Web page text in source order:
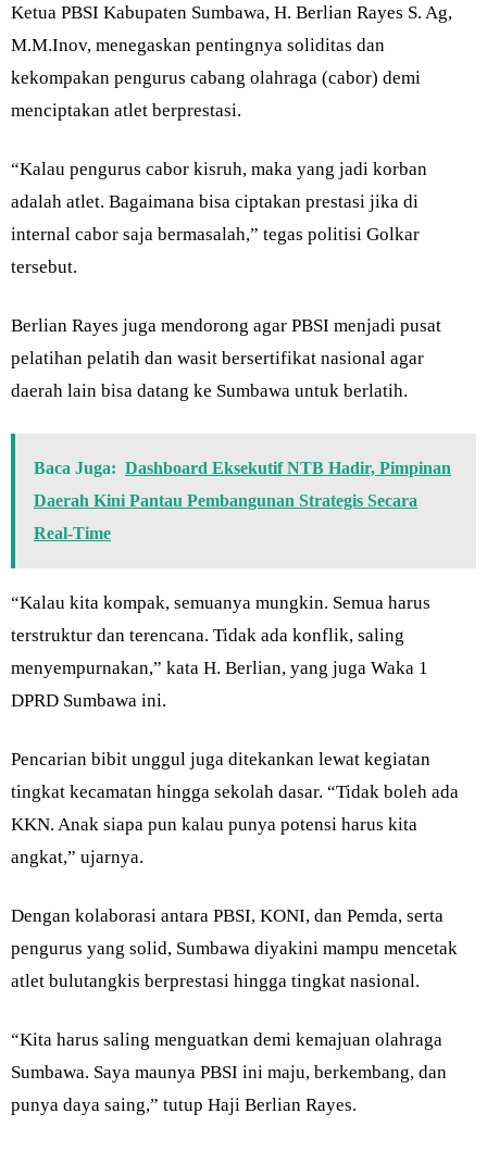
Ketua PBSI Kabupaten Sumbawa, H. Berlian Rayes S. Ag,
M.M.Inov, menegaskan pentingnya soliditas dan
kekompakan pengurus cabang olahraga (cabor) demi
menciptakan atlet berprestasi.
“Kalau pengurus cabor kisruh, maka yang jadi korban
adalah atlet. Bagaimana bisa ciptakan prestasi jika di
internal cabor saja bermasalah,” tegas politisi Golkar
tersebut.
Berlian Rayes juga mendorong agar PBSI menjadi pusat
pelatihan pelatih dan wasit bersertifikat nasional agar
daerah lain bisa datang ke Sumbawa untuk berlatih.
Baca Juga: Dashboard Eksekutif NTB Hadir, Pimpinan
Daerah Kini Pantau Pembangunan Strategis Secara
Real-Time
“Kalau kita kompak, semuanya mungkin. Semua harus
terstruktur dan terencana. Tidak ada konflik, saling
menyempurnakan,” kata H. Berlian, yang juga Waka 1
DPRD Sumbawa ini.
Pencarian bibit unggul juga ditekankan lewat kegiatan
tingkat kecamatan hingga sekolah dasar. “Tidak boleh ada
KKN. Anak siapa pun kalau punya potensi harus kita
angkat,” ujarnya.
Dengan kolaborasi antara PBSI, KONI, dan Pemda, serta
pengurus yang solid, Sumbawa diyakini mampu mencetak
atlet bulutangkis berprestasi hingga tingkat nasional.
“Kita harus saling menguatkan demi kemajuan olahraga
Sumbawa. Saya maunya PBSI ini maju, berkembang, dan
punya daya saing,” tutup Haji Berlian Rayes.